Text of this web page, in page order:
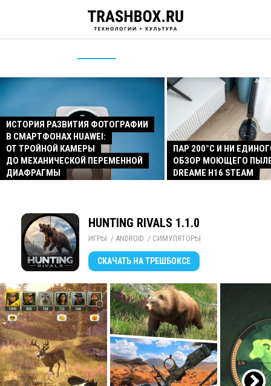
ИСТОРИЯ РАЗВИТИЯ ФОТОГРАФИИ
В СМАРТФОНАХ HUAWEI:
ОТ ТРОЙНОЙ КАМЕРЫ
ДО МЕХАНИЧЕСКОЙ ПЕРЕМЕННОЙ
ДИАФРАГМЫ
ПАР 200°C И НИ
ОБЗОР МОЮЩЕГО
DREAME H16 STEAM
HUNTING RIVALS 1.1.0
ИГРЫ / ANDROID / СИМУЛЯТОРЫ
СКАЧАТЬ НА ТРЕШБОКСЕ